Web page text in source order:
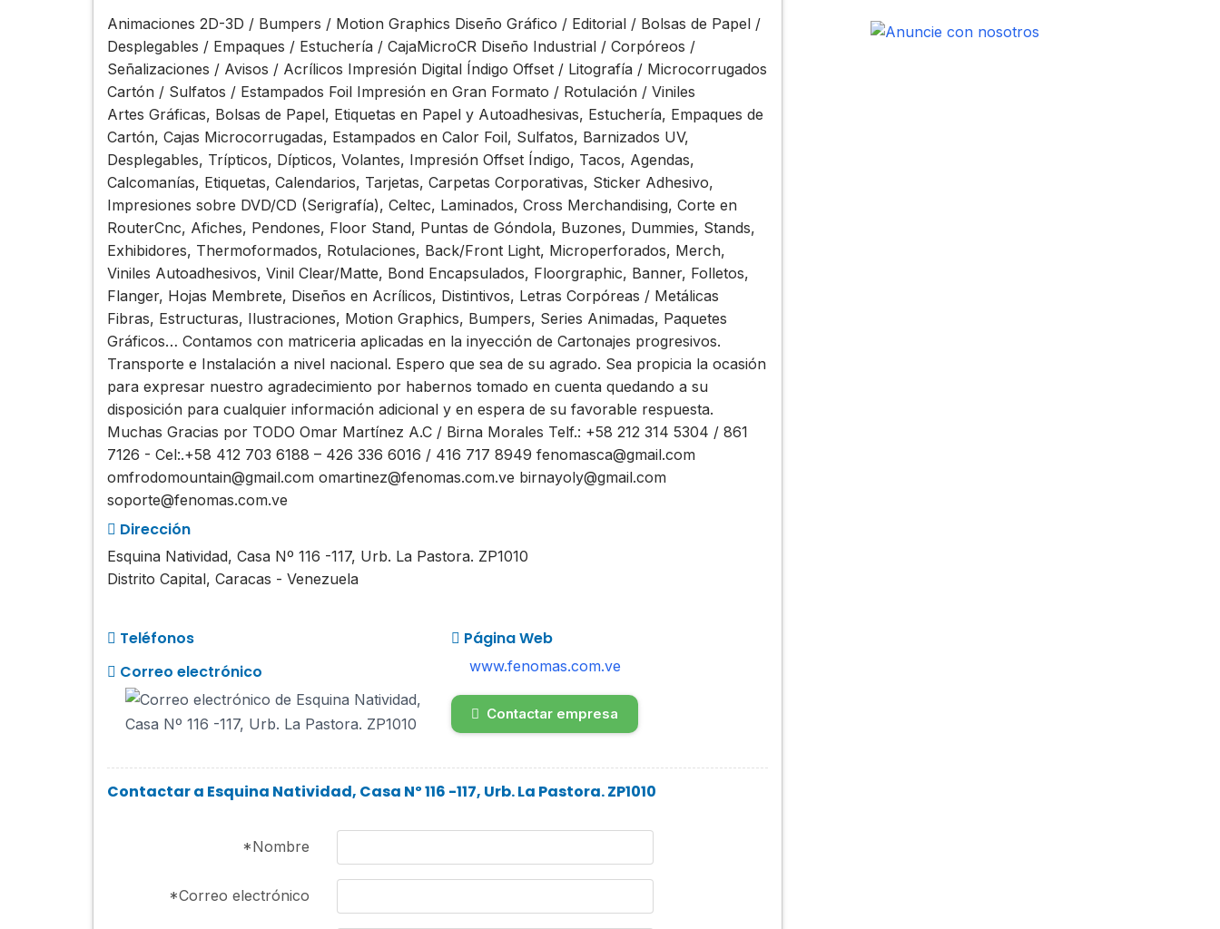
Animaciones 2D-3D / Bumpers / Motion Graphics Diseño Gráfico / Editorial / Bolsas de Papel /
Desplegables / Empaques / Estuchería / CajaMicroCR Diseño Industrial / Corpóreos /
Señalizaciones / Avisos / Acrílicos Impresión Digital Índigo Offset / Litografía / Microcorrugados
Cartón / Sulfatos / Estampados Foil Impresión en Gran Formato / Rotulación / Viniles
Artes Gráficas, Bolsas de Papel, Etiquetas en Papel y Autoadhesivas, Estuchería, Empaques de
Cartón, Cajas Microcorrugadas, Estampados en Calor Foil, Sulfatos, Barnizados UV,
Desplegables, Trípticos, Dípticos, Volantes, Impresión Offset Índigo, Tacos, Agendas,
Calcomanías, Etiquetas, Calendarios, Tarjetas, Carpetas Corporativas, Sticker Adhesivo,
Impresiones sobre DVD/CD (Serigrafía), Celtec, Laminados, Cross Merchandising, Corte en
RouterCnc, Afiches, Pendones, Floor Stand, Puntas de Góndola, Buzones, Dummies, Stands,
Exhibidores, Thermoformados, Rotulaciones, Back/Front Light, Microperforados, Merch,
Viniles Autoadhesivos, Vinil Clear/Matte, Bond Encapsulados, Floorgraphic, Banner, Folletos,
Flanger, Hojas Membrete, Diseños en Acrílicos, Distintivos, Letras Corpóreas / Metálicas
Fibras, Estructuras, Ilustraciones, Motion Graphics, Bumpers, Series Animadas, Paquetes
Gráficos… Contamos con matriceria aplicadas en la inyección de Cartonajes progresivos.
Transporte e Instalación a nivel nacional. Espero que sea de su agrado. Sea propicia la ocasión
para expresar nuestro agradecimiento por habernos tomado en cuenta quedando a su
disposición para cualquier información adicional y en espera de su favorable respuesta.
Muchas Gracias por TODO Omar Martínez A.C / Birna Morales Telf.: +58 212 314 5304 / 861
7126 - Cel:.+58 412 703 6188 – 426 336 6016 / 416 717 8949 fenomasca@gmail.com
omfrodomountain@gmail.com omartinez@fenomas.com.ve birnayoly@gmail.com
soporte@fenomas.com.ve
Dirección
Esquina Natividad, Casa Nº 116 -117, Urb. La Pastora. ZP1010
Distrito Capital, Caracas - Venezuela
Teléfonos
Correo electrónico
Página Web
www.fenomas.com.ve
Contactar empresa
Contactar a Esquina Natividad, Casa Nº 116 -117, Urb. La Pastora. ZP1010
*Nombre
*Correo electrónico